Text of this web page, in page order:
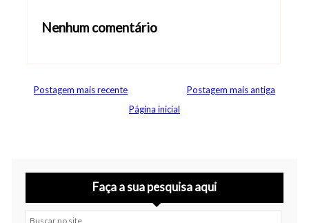
Nenhum comentário
Postagem mais recente
Postagem mais antiga
Página inicial
Faça a sua pesquisa aqui
Buscar no site